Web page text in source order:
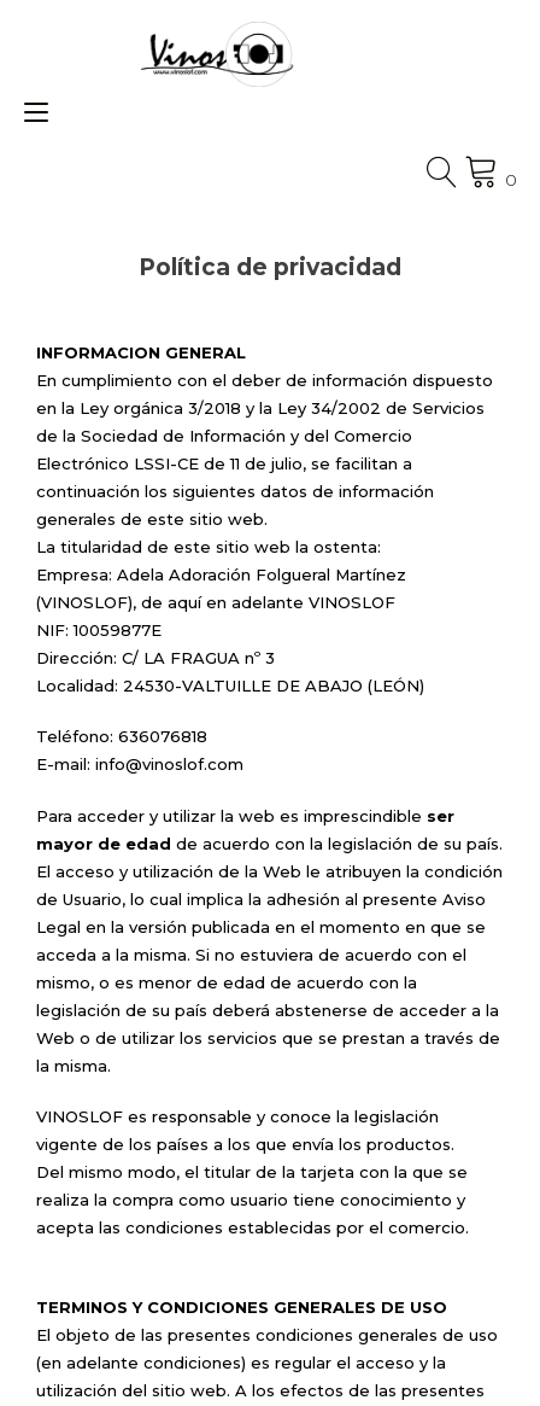
Alternar
0
Política de privacidad
INFORMACION GENERAL
En cumplimiento con el deber de información dispuesto
en la Ley orgánica 3/2018 y la Ley 34/2002 de Servicios
de la Sociedad de Información y del Comercio
Electrónico LSSI-CE de 11 de julio, se facilitan a
continuación los siguientes datos de información
generales de este sitio web.
La titularidad de este sitio web la ostenta:
Empresa: Adela Adoración Folgueral Martínez
(VINOSLOF), de aquí en adelante VINOSLOF
NIF: 10059877E
Dirección: C/ LA FRAGUA nº 3
Localidad: 24530-VALTUILLE DE ABAJO (LEÓN)
Teléfono: 636076818
E-mail: info@vinoslof.com
Para acceder y utilizar la web es imprescindible ser
mayor de edad de acuerdo con la legislación de su país.
El acceso y utilización de la Web le atribuyen la condición
de Usuario, lo cual implica la adhesión al presente Aviso
Legal en la versión publicada en el momento en que se
acceda a la misma. Si no estuviera de acuerdo con el
mismo, o es menor de edad de acuerdo con la
legislación de su país deberá abstenerse de acceder a la
Web o de utilizar los servicios que se prestan a través de
la misma.
VINOSLOF es responsable y conoce la legislación
vigente de los países a los que envía los productos.
Del mismo modo, el titular de la tarjeta con la que se
realiza la compra como usuario tiene conocimiento y
acepta las condiciones establecidas por el comercio.
TERMINOS Y CONDICIONES GENERALES DE USO
El objeto de las presentes condiciones generales de uso
(en adelante condiciones) es regular el acceso y la
utilización del sitio web. A los efectos de las presentes